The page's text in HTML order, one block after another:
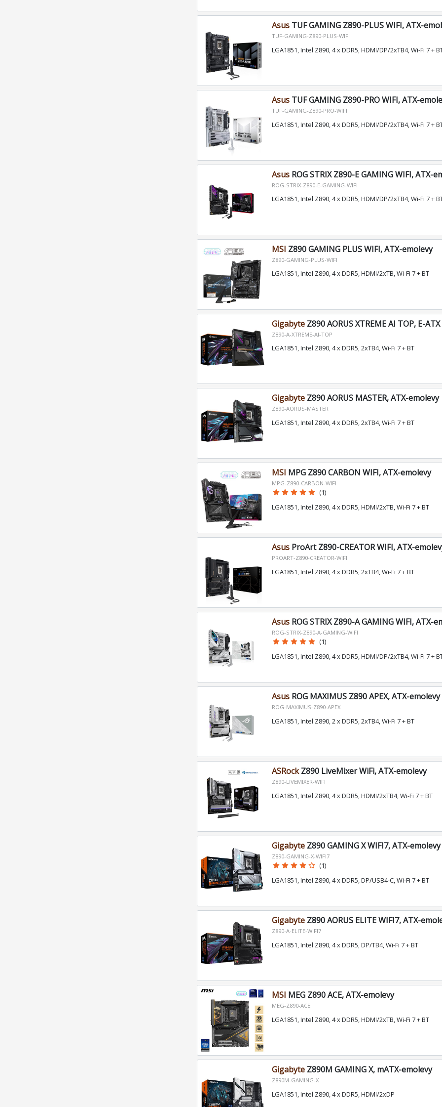
AsusTUF GAMING Z890-PLUS WIFI, ATX-
TUF-GAMING-Z890-PLUS-WIFI
LGA1851, Intel Z890, 4 x DDR5, HDMI/DP/2xTB4, Wi-Fi 7 +
AsusTUF GAMING Z890-PRO WIFI, ATX-
TUF-GAMING-Z890-PRO-WIFI
LGA1851, Intel Z890, 4 x DDR5, HDMI/DP/2xTB4, Wi-Fi 7 +
AsusROG STRIX Z890-E GAMING WIFI, ATX-
ROG-STRIX-Z890-E-GAMING-WIFI
LGA1851, Intel Z890, 4 x DDR5, HDMI/DP/2xTB4, Wi-Fi 7 +
MSI Z890 GAMING PLUS WIFI, ATX-emolevy
Z890-GAMING-PLUS-WIFI
LGA1851, Intel Z890, 4 x DDR5, HDMI/2xTB, Wi-Fi 7 + BT
GigabyteZ890 AORUS XTREME AI TOP, E-
Z890-A-XTREME-AI-TOP
LGA1851, Intel Z890, 4 x DDR5, 2xTB4, Wi-Fi 7 + BT
GigabyteZ890 AORUS MASTER, ATX-emolevy
Z890-AORUS-MASTER
LGA1851, Intel Z890, 4 x DDR5, 2xTB4, Wi-Fi 7 + BT
MSI MPG Z890 CARBON WIFI, ATX-emolevy
MPG-Z890-CARBON-WIFI
star star star star star (1)
LGA1851, Intel Z890, 4 x DDR5, HDMI/2xTB, Wi-Fi 7 + BT
AsusProArt Z890-CREATOR WIFI, ATX-
PROART-Z890-CREATOR-WIFI
LGA1851, Intel Z890, 4 x DDR5, 2xTB4, Wi-Fi 7 + BT
AsusROG STRIX Z890-A GAMING WIFI, ATX-
ROG-STRIX-Z890-A-GAMING-WIFI
star star star star star (1)
LGA1851, Intel Z890, 4 x DDR5, HDMI/DP/2xTB4, Wi-Fi 7 +
AsusROG MAXIMUS Z890 APEX, ATX-emolevy
ROG-MAXIMUS-Z890-APEX
LGA1851, Intel Z890, 2 x DDR5, 2xTB4, Wi-Fi 7 + BT
ASRockZ890 LiveMixer WiFi, ATX-emolevy
Z890-LIVEMIXER-WIFI
LGA1851, Intel Z890, 4 x DDR5, HDMI/2xTB4, Wi-Fi 7 + BT
GigabyteZ890 GAMING X WIFI7, ATX-emolevy
Z890-GAMING-X-WIFI7
star star star star star_border (1)
LGA1851, Intel Z890, 4 x DDR5, DP/USB4-C, Wi-Fi 7 + BT
GigabyteZ890 AORUS ELITE WIFI7, ATX-
Z890-A-ELITE-WIFI7
LGA1851, Intel Z890, 4 x DDR5, DP/TB4, Wi-Fi 7 + BT
MSI MEG Z890 ACE, ATX-emolevy
MEG-Z890-ACE
LGA1851, Intel Z890, 4 x DDR5, HDMI/2xTB, Wi-Fi 7 + BT
GigabyteZ890M GAMING X, mATX-emolevy
Z890M-GAMING-X
LGA1851, Intel Z890, 4 x DDR5, HDMI/2xDP